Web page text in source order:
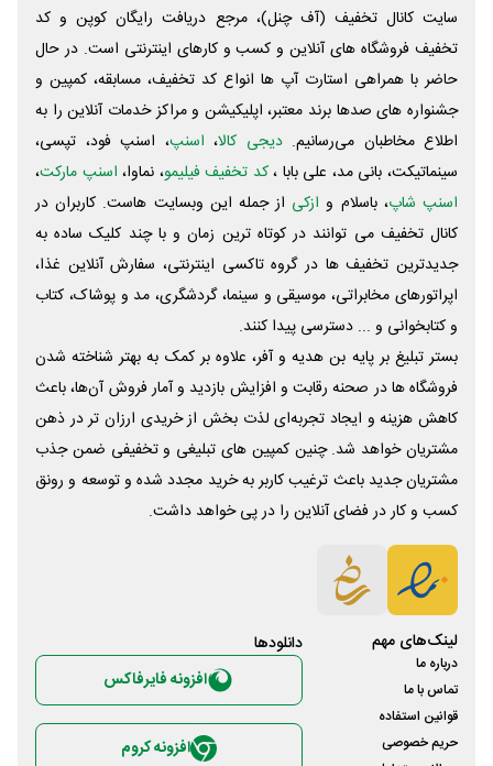
سایت کانال تخفیف (آف چنل)، مرجع دریافت رایگان کوپن و کد
تخفیف فروشگاه های آنلاین و کسب و‌ کارهای اینترنتی است. در حال
حاضر با همراهی استارت آپ ها انواع کد تخفیف، مسابقه، کمپین و
جشنواره های صدها برند معتبر، اپلیکیشن و مراکز خدمات آنلاین را به
اطلاع مخاطبان می‌رسانیم. دیجی کالا، اسنپ، اسنپ فود، تپسی،
سینماتیکت، بانی مد، علی‌ بابا ،کد تخفیف فیلیمو، نماوا، اسنپ مارکت،
اسنپ شاپ، باسلام و ازکی از جمله این وبسایت ‌هاست. کاربران در
کانال تخفیف می توانند در کوتاه ترین زمان و با چند کلیک ساده به
جدیدترین تخفیف ها در گروه تاکسی اینترنتی، سفارش آنلاین غذا،
اپراتورهای مخابراتی، موسیقی و سینما، گردشگری، مد و پوشاک، کتاب
و کتابخوانی و ... دسترسی پیدا کنند.
بستر تبلیغ بر پایه بن هدیه و آفر، علاوه بر کمک به بهتر شناخته شدن
فروشگاه ها در صحنه رقابت و افزایش بازدید و آمار فروش آن‌ها، باعث
کاهش هزینه و ایجاد تجربه‌ای لذت بخش از خریدی ارزان تر در ذهن
مشتریان خواهد شد. چنین کمپین های تبلیغی و تخفیفی ضمن جذب
مشتریان جدید باعث ترغیب کاربر به خرید مجدد شده و توسعه و رونق
کسب و کار در فضای آنلاین را در پی خواهد داشت.
لینک‌های مهم
درباره ما
تماس با ما
قوانین استفاده
حریم خصوصی
دانلود‌ها
افزونه فایرفاکس
افزونه کروم